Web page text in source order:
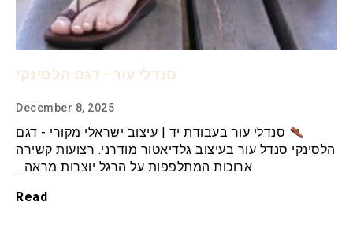
סנדלי עור - דגם הלסינקי
December 8, 2025
סנדלי עור בעבודת יד | עיצוב ישראלי מקורי - דגם
הלסינקי סנדל עור בעיצוב גלדיאטור מודרני. רצועות קשירה
ארוכות המתלפפות על הרגל יוצרות מראה…
Read